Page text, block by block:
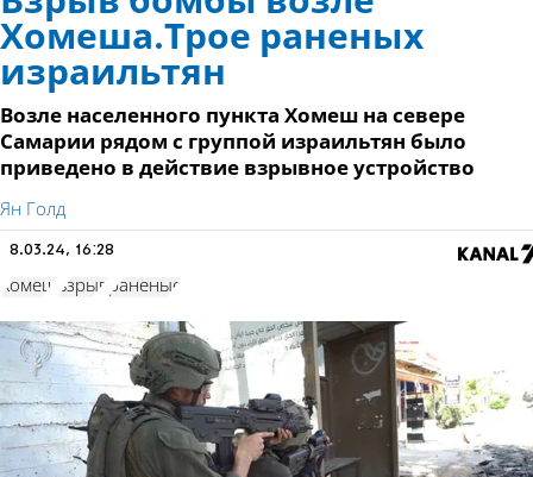
Хомеша.Трое раненых
израильтян
Возле населенного пункта Хомеш на севере
Самарии рядом с группой израильтян было
приведено в действие взрывное устройство
Ян Голд
8.03.24, 16:28
Хомеш взрыв раненые